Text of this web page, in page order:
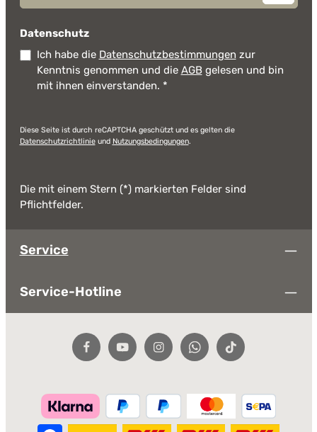
Datenschutz
Ich habe die Datenschutzbestimmungen zur
Kenntnis genommen und die AGB gelesen und bin
mit ihnen einverstanden. *
Diese Seite ist durch reCAPTCHA geschützt und es gelten die
Datenschutzrichtlinieund Nutzungsbedingungen.
Die mit einem Stern (*) markierten Felder sind
Pflichtfelder.
Service
Service-Hotline